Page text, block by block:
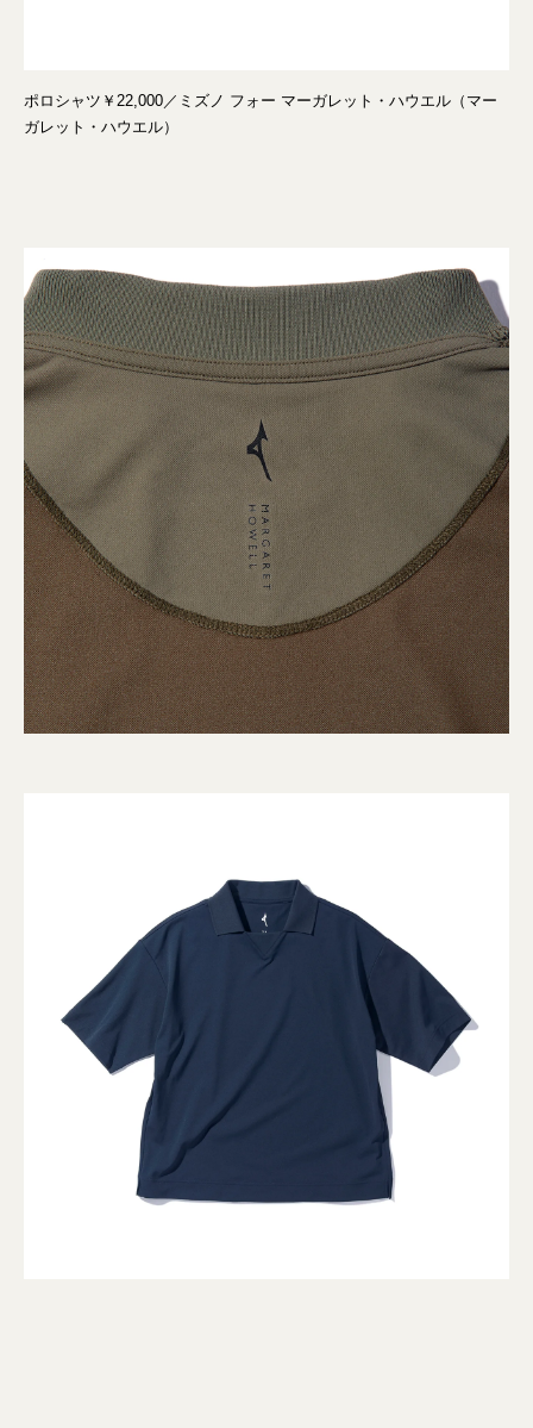
ポロシャツ￥22,000／ミズノ フォー マーガレット・ハウエル（マー
ガレット・ハウエル）